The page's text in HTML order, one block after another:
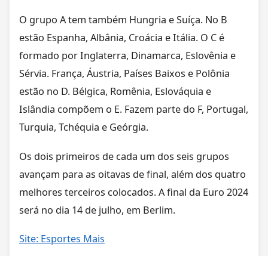
O grupo A tem também Hungria e Suíça. No B
estão Espanha, Albânia, Croácia e Itália. O C é
formado por Inglaterra, Dinamarca, Eslovênia e
Sérvia. França, Áustria, Países Baixos e Polônia
estão no D. Bélgica, Romênia, Eslováquia e
Islândia compõem o E. Fazem parte do F, Portugal,
Turquia, Tchéquia e Geórgia.
Os dois primeiros de cada um dos seis grupos
avançam para as oitavas de final, além dos quatro
melhores terceiros colocados. A final da Euro 2024
será no dia 14 de julho, em Berlim.
Site: Esportes Mais